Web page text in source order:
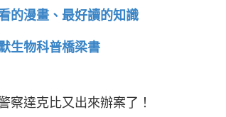
的漫畫、最好讀的知識
生物科普橋梁書
察達克比又出來辦案了！